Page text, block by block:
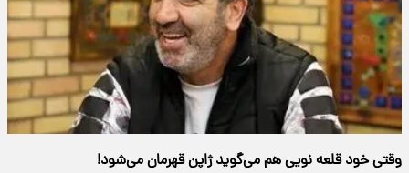
وقتی خود قلعه نویی هم می‌گوید ژاپن قهرمان می‌شود!